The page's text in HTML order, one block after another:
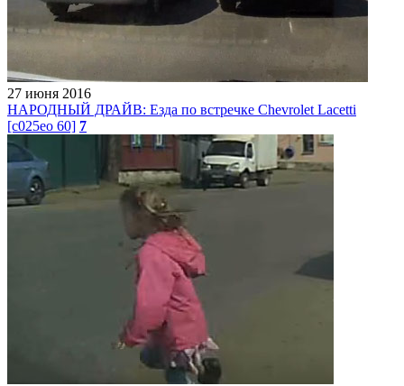
27 июня 2016
НАРОДНЫЙ ДРАЙВ: Езда по встречке Chevrolet Lacetti
[c025ео 60] 7